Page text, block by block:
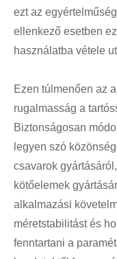
ezt az
ellenkező esetben
használatba vétele
Ezen túlmenően az
rugalmasság a
Biztonságosan
legyen szó
csavarok
kötőelemek
alkalmazási
méretstabilitást és
fenntartani a